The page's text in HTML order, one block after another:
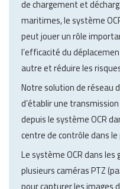
de chargement et
maritimes, le système
peut jouer un rôle
l’efficacité du
autre et réduire les
Notre solution de réseau
d’établir une
depuis le système OCR
centre de contrôle dans
Le système OCR dans
plusieurs caméras PTZ